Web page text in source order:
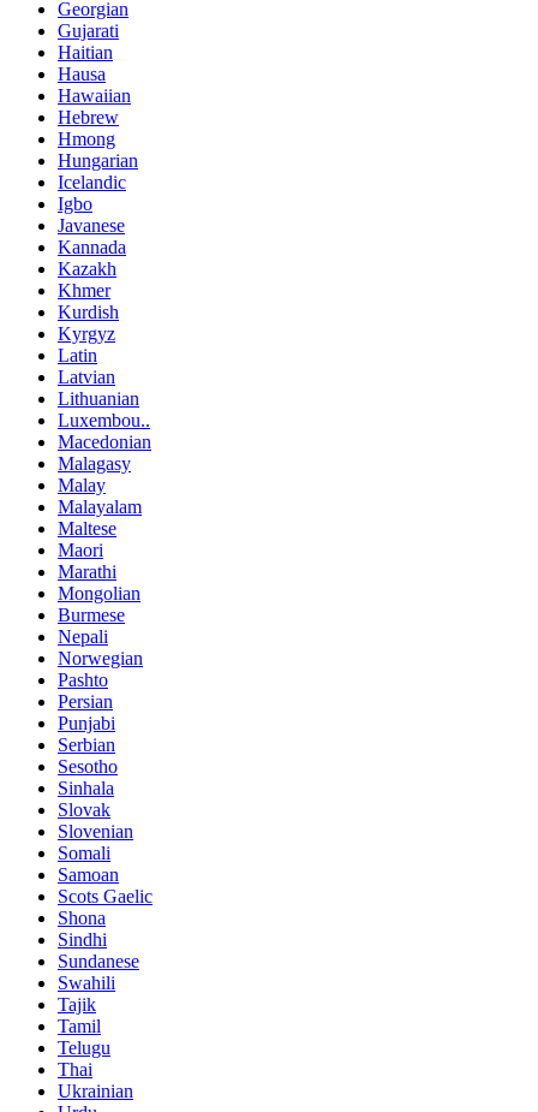
Georgian
Gujarati
Haitian
Hausa
Hawaiian
Hebrew
Hmong
Hungarian
Icelandic
Igbo
Javanese
Kannada
Kazakh
Khmer
Kurdish
Kyrgyz
Latin
Latvian
Lithuanian
Luxembou..
Macedonian
Malagasy
Malay
Malayalam
Maltese
Maori
Marathi
Mongolian
Burmese
Nepali
Norwegian
Pashto
Persian
Punjabi
Serbian
Sesotho
Sinhala
Slovak
Slovenian
Somali
Samoan
Scots Gaelic
Shona
Sindhi
Sundanese
Swahili
Tajik
Tamil
Telugu
Thai
Ukrainian